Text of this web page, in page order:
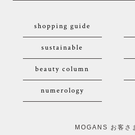
shopping guide
sustainable
beauty column
numerology
MOGANS お客さ